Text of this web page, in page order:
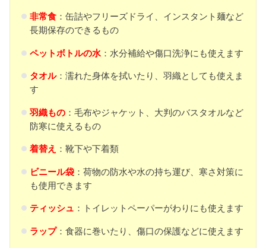
非常食：缶詰やフリーズドライ、インスタント麺など
長期保存のできるもの
ペットボトルの水：水分補給や傷口洗浄にも使えます
タオル：濡れた身体を拭いたり、羽織としても使えま
す
羽織もの：毛布やジャケット、大判のバスタオルなど
防寒に使えるもの
着替え ：靴下や下着類
ビニール袋：荷物の防水や水の持ち運び、寒さ対策に
も使用できます
ティッシュ ：トイレットペーパーがわりにも使えます
ラップ：食器に巻いたり、傷口の保護などに使えます